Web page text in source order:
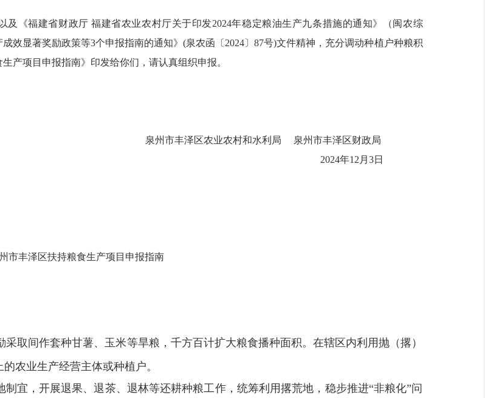
及 《福建省财政厅 福建省农业农村厅关于印发2024年稳定粮油生产九条措施的通知》（闽农综
效显著奖励政策等3个申报指南的通知》(泉农函 〔 2024〕87号)文件精神，充分调动种植户种粮积
产项目申报指南》印发给你们，请认真组织申报。
泉州市丰泽区农业农村和水利局
泉州市丰泽区财政局
2024年1 2 月3日
市丰泽区扶持粮食生产项目申报指南
取间作套种甘薯、玉米等旱粮，千方百计扩大粮食播种面积。在辖区内利用抛（撂）
的农业生产经营主体或种植户。
制宜，开展退果、退茶、退林等还耕种粮工作，统筹利用撂荒地，稳步推进“非粮化”问